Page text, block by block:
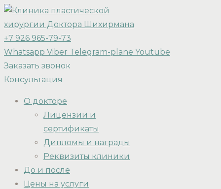
+7 926 965-79-73
Whatsapp Viber Telegram-plane Youtube
Заказать звонок
Консультация
О докторе
Лицензии и
сертификаты
Дипломы и награды
Реквизиты клиники
До и после
Цены на услуги